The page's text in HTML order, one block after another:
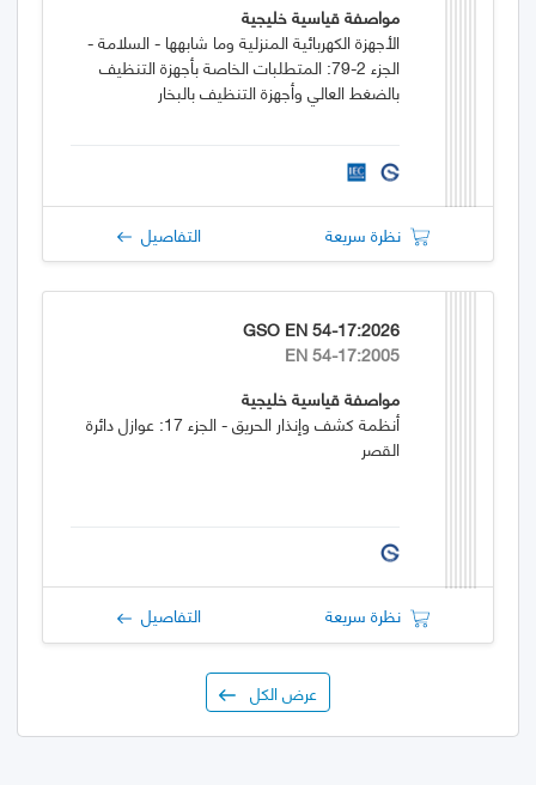
مواصفة قياسية خليجية
الأجهزة الكهربائية المنزلية وما شابهها - السلامة -
الجزء 2-79: المتطلبات الخاصة بأجهزة التنظيف
بالضغط العالي وأجهزة التنظيف بالبخار
نظرة سريعة التفاصيل
GSO EN 54-17:2026
EN 54-17:2005
مواصفة قياسية خليجية
أنظمة كشف وإنذار الحريق - الجزء 17: عوازل دائرة
القصر
نظرة سريعة التفاصيل
عرض الكل